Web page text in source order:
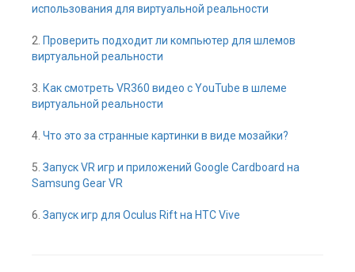
использования для виртуальной реальности
2. Проверить подходит ли компьютер для шлемов
виртуальной реальности
3. Как смотреть VR360 видео с YouTube в шлеме
виртуальной реальности
4. Что это за странные картинки в виде мозайки?
5. Запуск VR игр и приложений Google Cardboard на
Samsung Gear VR
6. Запуск игр для Oculus Rift на HTC Vive